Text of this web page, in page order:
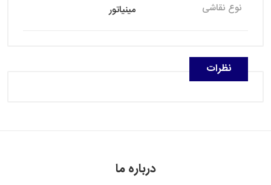
نوع نقاشی مینیاتور
نظرات
درباره ما